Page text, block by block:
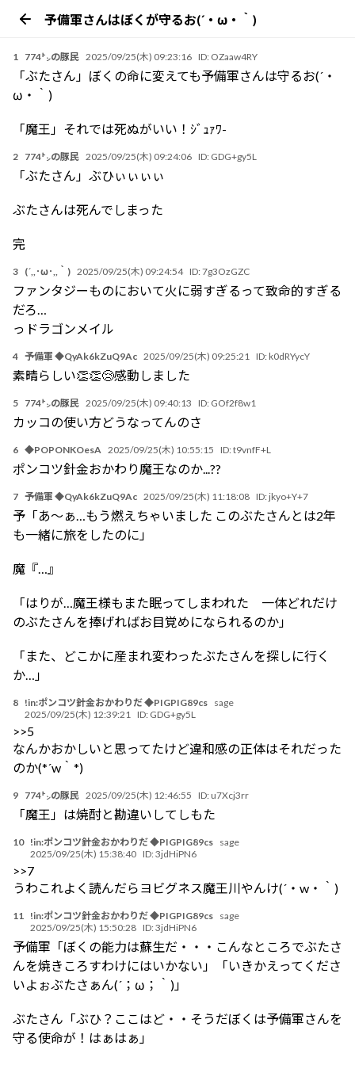
予備軍さんはぼくが守るお(´・ω・｀)
1 774㌧の豚民 2025/09/25(木) 09:23:16 ID: OZaaw4RY
「ぶたさん」ぼくの命に変えても予備軍さんは守るお(´・
ω・｀)
「魔王」それでは死ぬがいい！ｼﾞｭｧﾜ-
2 774㌧の豚民 2025/09/25(木) 09:24:06 ID: GDG+gy5L
「ぶたさん」ぶひぃぃぃぃ
ぶたさんは死んでしまった
完
3 (´,,･ω･,,｀) 2025/09/25(木) 09:24:54 ID:7g3OzGZC
ファンタジーものにおいて火に弱すぎるって致命的すぎる
だろ…
っドラゴンメイル
4 予備軍 ◆QyAk6kZuQ9Ac 2025/09/25(木) 09:25:21 ID: k0dRYycY
素晴らしい👏👏😢感動しました
5 774㌧の豚民 2025/09/25(木) 09:40:13 ID: GOf2f8w1
カッコの使い方どうなってんのさ
6 ◆POPONKOesA 2025/09/25(木) 10:55:15 ID:t9vnfF+L
ポンコツ針金おかわり魔王なのか...??
7 予備軍 ◆QyAk6kZuQ9Ac 2025/09/25(木) 11:18:08 ID: jkyo+Y+7
予「あ～ぁ…もう燃えちゃいました このぶたさんとは2年
も一緒に旅をしたのに」
魔『…』
「はりが…魔王様もまた眠ってしまわれた 一体どれだけ
のぶたさんを捧げればお目覚めになられるのか」
「また、どこかに産まれ変わったぶたさんを探しに行く
か…」
8 !in:ポンコツ針金おかわりだ ◆PIGPIG89cs sage
2025/09/25(木) 12:39:21 ID: GDG+gy5L
>>5
なんかおかしいと思ってたけど違和感の正体はそれだった
のか(*´w｀*)
9 774㌧の豚民 2025/09/25(木) 12:46:55 ID: u7Xcj3rr
「魔王」は焼酎と勘違いしてしもた
10 !in:ポンコツ針金おかわりだ ◆PIGPIG89cs sage
2025/09/25(木) 15:38:40 ID:3jdHiPN6
>>7
うわこれよく読んだらヨビグネス魔王川やんけ(´・w・｀)
11 !in:ポンコツ針金おかわりだ ◆PIGPIG89cs sage
2025/09/25(木) 15:50:28 ID:3jdHiPN6
予備軍「ぼくの能力は蘇生だ・・・こんなところでぶたさ
んを焼きころすわけにはいかない」「いきかえってくださ
いよぉぶたさぁん(´；ω；｀)」
ぶたさん「ぶひ？ここはど・・そうだぼくは予備軍さんを
守る使命が！はぁはぁ」